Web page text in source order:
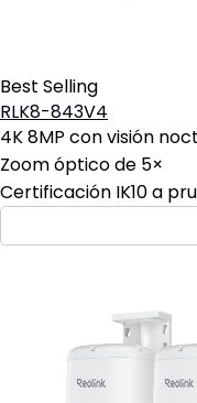
Best Selling
RLK8-843V4
4K 8MP con visión
Zoom óptico de 5×
Certificación IK10 a